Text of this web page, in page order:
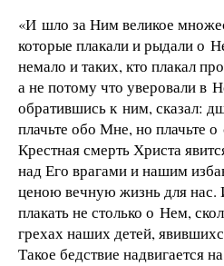
«И шло за Ним великое
которые плакали и рыдали о
немало и таких, кто плакал
а не потому что уверовали в
обратившись к ним, сказал:
плачьте обо Мне, но плачьте
Крестная смерть Христа
над Его врагами и нашим
ценою вечную жизнь для
плакать не столько о Нем,
грехах наших детей,
Такое бедствие надвигается